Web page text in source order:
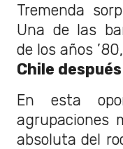
Tremenda
Una de las
de los años ’80,
Chile
En esta
agrupaciones
absoluta del